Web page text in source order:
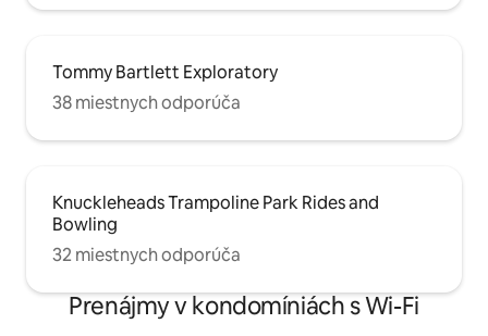
Tommy Bartlett Exploratory
38 miestnych odporúča
Knuckleheads Trampoline Park Rides and
Bowling
32 miestnych odporúča
Prenájmy v kondomíniách s Wi-Fi